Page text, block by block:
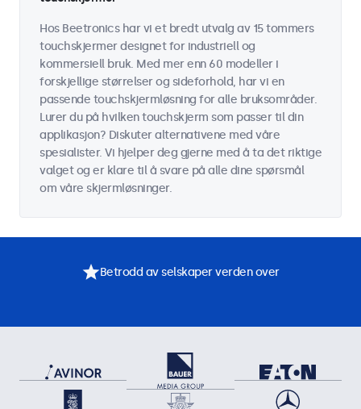
Hos Beetronics har vi et bredt utvalg av 15 tommers
touchskjermer designet for industriell og
kommersiell bruk. Med mer enn 60 modeller i
forskjellige størrelser og sideforhold, har vi en
passende touchskjermløsning for alle bruksområder.
Lurer du på hvilken touchskjerm som passer til din
applikasjon? Diskuter alternativene med våre
spesialister. Vi hjelper deg gjerne med å ta det riktige
valget og er klare til å svare på alle dine spørsmål
om våre skjermløsninger.
Betrodd av selskaper verden over